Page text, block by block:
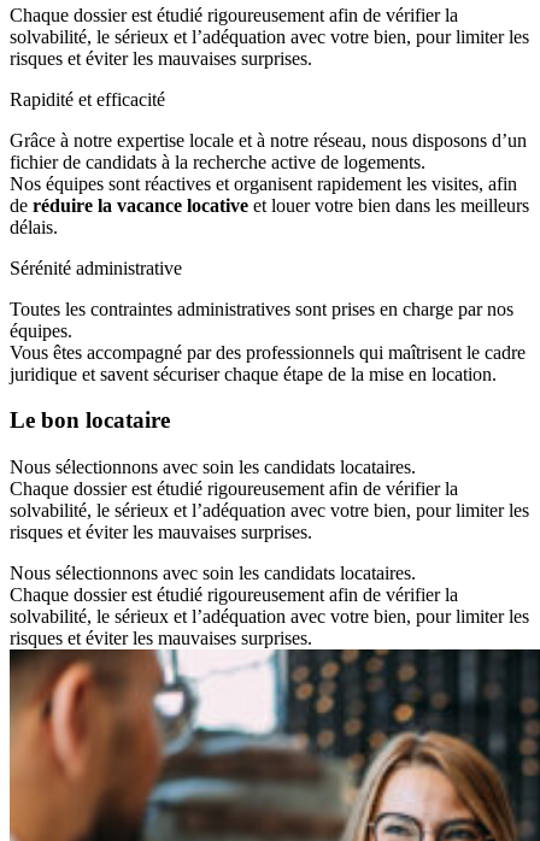
Chaque dossier est étudié rigoureusement afin de vérifier la
solvabilité, le sérieux et l’adéquation avec votre bien, pour limiter les
risques et éviter les mauvaises surprises.
Rapidité et efficacité
Grâce à notre expertise locale et à notre réseau, nous disposons d’un
fichier de candidats à la recherche active de logements.
Nos équipes sont réactives et organisent rapidement les visites, afin
de réduire la vacance locative et louer votre bien dans les meilleurs
délais.
Sérénité administrative
Toutes les contraintes administratives sont prises en charge par nos
équipes.
Vous êtes accompagné par des professionnels qui maîtrisent le cadre
juridique et savent sécuriser chaque étape de la mise en location.
Le bon locataire
Nous sélectionnons avec soin les candidats locataires.
Chaque dossier est étudié rigoureusement afin de vérifier la
solvabilité, le sérieux et l’adéquation avec votre bien, pour limiter les
risques et éviter les mauvaises surprises.
Nous sélectionnons avec soin les candidats locataires.
Chaque dossier est étudié rigoureusement afin de vérifier la
solvabilité, le sérieux et l’adéquation avec votre bien, pour limiter les
risques et éviter les mauvaises surprises.